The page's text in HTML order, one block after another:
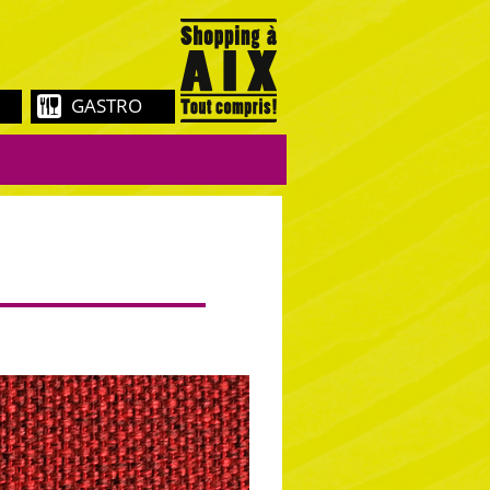
GASTRO